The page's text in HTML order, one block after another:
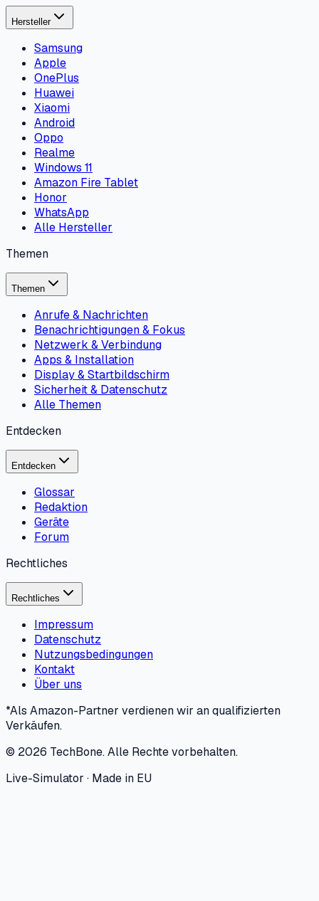
Hersteller
Samsung
Apple
OnePlus
Huawei
Xiaomi
Android
Oppo
Realme
Windows 11
Amazon Fire Tablet
Honor
WhatsApp
Alle Hersteller
Themen
Themen
Anrufe & Nachrichten
Benachrichtigungen & Fokus
Netzwerk & Verbindung
Apps & Installation
Display & Startbildschirm
Sicherheit & Datenschutz
Alle Themen
Entdecken
Entdecken
Glossar
Redaktion
Geräte
Forum
Rechtliches
Rechtliches
Impressum
Datenschutz
Nutzungsbedingungen
Kontakt
Über uns
*Als Amazon-Partner verdienen wir an qualifizierten
Verkäufen.
© 2026 TechBone.Alle Rechte vorbehalten.
Live-Simulator · Made in EU